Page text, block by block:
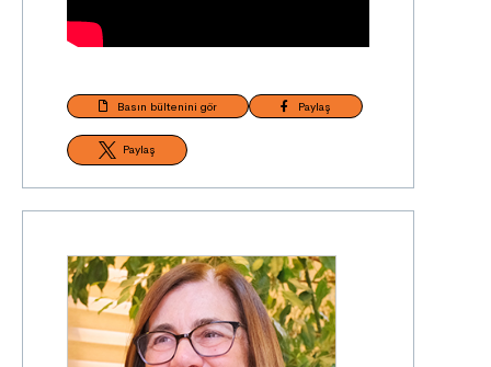
Basın bültenini gör Paylaş
Paylaş